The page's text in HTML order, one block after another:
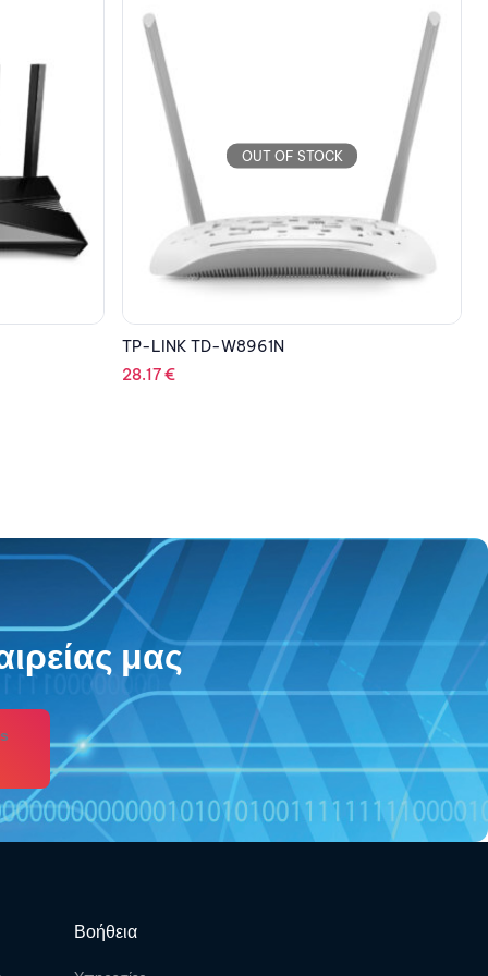
OUT OF STOCK
TP-LINK Archer C50
36.37€
μας
Βοήθεια